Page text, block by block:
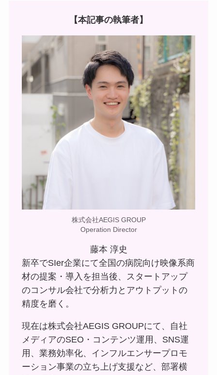
【本記事の執筆者】
株式会社AEGIS GROUP
Operation Director
藤本 淳史
新卒でSIer企業にて全国の病院向け映像系商
材の提案・導入を担当後、スタートアップ
のコンサル会社で分析力とアウトプットの
精度を磨く。
現在は株式会社AEGIS GROUPにて、自社
メディアのSEO・コンテンツ運用、SNS運
用、業務効率化、インフルエンサープロモ
ーション事業の立ち上げ支援など、部署横